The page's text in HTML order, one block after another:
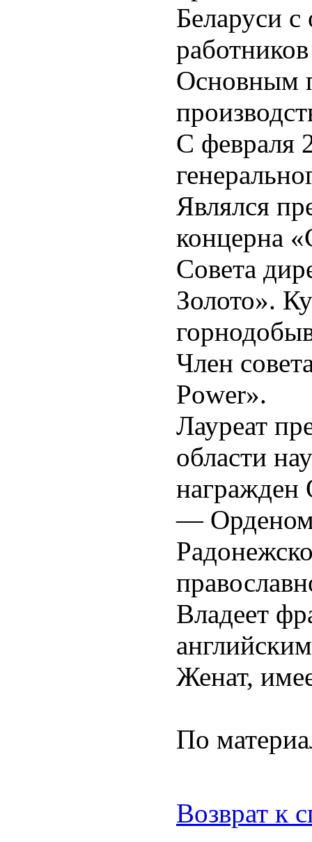
Беларуси
Основным
С февраля
Являлся
концерна
Совета
Золото».
Член
Power».
Лауреат
области
— Орденом
Владеет
Женат,
По
Возврат к